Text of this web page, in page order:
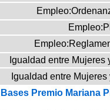
Igualdad entre Mujeres
Igualdad entre
Bases Premio Mariana